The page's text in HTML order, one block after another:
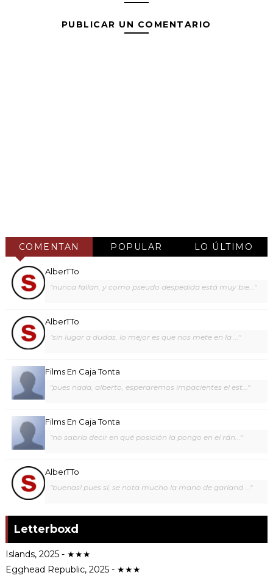
PUBLICAR UN COMENTARIO
COMENTAN POPULAR LO ÚLTIMO
AlberTTo
"nunca fallan, y como pseudo despedida está muy bie..."
AlberTTo
"sin lugar a dudas, lo mejor es que nos mete en la ..."
Films En Caja Tonta
"pues nada, alberto, esperaremos impacientes el est..."
Films En Caja Tonta
"no sabría decir en qué posición la pongo en el rán..."
AlberTTo
"buenas! pues sí, se nota mucho la mano de garland ..."
Letterboxd
Islands, 2025 - ★★★
Egghead Republic, 2025 - ★★★